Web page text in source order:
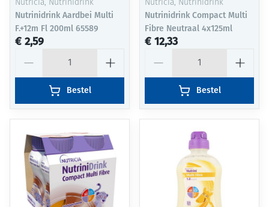
Nutricia, Nutrinidrink
Nutrinidrink Aardbei Multi
F.+12m Fl 200ml 65589
€ 2,59
Bestel
Nutricia, Nutrinidrink
Nutrinidrink Compact Multi
Fibre Neutraal 4x125ml
€ 12,33
Bestel